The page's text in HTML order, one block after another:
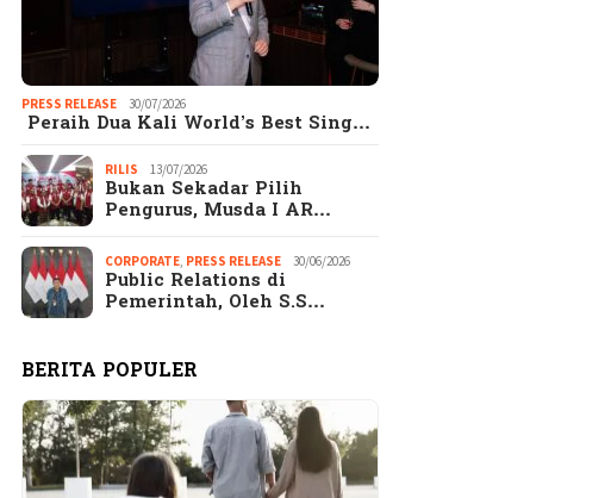
PRESS RELEASE 30/07/2026
Peraih Dua Kali World’s Best Sing…
RILIS 13/07/2026
Bukan Sekadar Pilih
Pengurus, Musda I AR…
CORPORATE PRESS RELEASE 30/06/2026
Public Relations di
Pemerintah, Oleh S.S…
BERITA POPULER